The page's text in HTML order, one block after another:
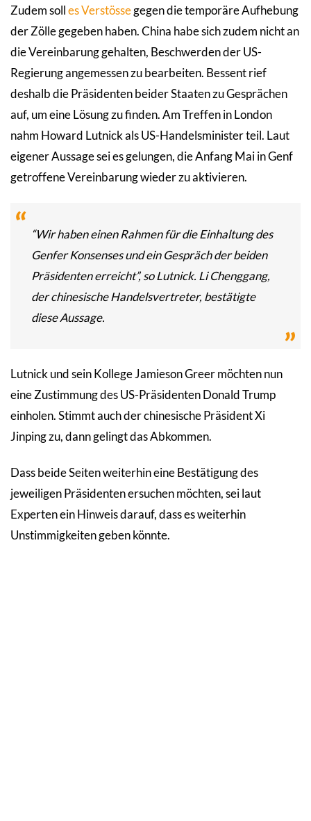
Zudem solles Verstössegegen die temporäre Aufhebung
der Zölle gegeben haben. China habe sich zudem nicht an
die Vereinbarung gehalten, Beschwerden der US-
Regierung angemessen zu bearbeiten. Bessent rief
deshalb die Präsidenten beider Staaten zu Gesprächen
auf, um eine Lösung zu finden. Am Treffen in London
nahm Howard Lutnick als US-Handelsminister teil. Laut
eigener Aussage sei es gelungen, die Anfang Mai in Genf
getroffene Vereinbarung wieder zu aktivieren.
“Wir haben einen Rahmen für die Einhaltung des
Genfer Konsenses und ein Gespräch der beiden
Präsidenten erreicht”, so Lutnick. Li Chenggang,
der chinesische Handelsvertreter, bestätigte
diese Aussage.
Lutnick und sein Kollege Jamieson Greer möchten nun
eine Zustimmung des US-Präsidenten Donald Trump
einholen. Stimmt auch der chinesische Präsident Xi
Jinping zu, dann gelingt das Abkommen.
Dass beide Seiten weiterhin eine Bestätigung des
jeweiligen Präsidenten ersuchen möchten, sei laut
Experten ein Hinweis darauf, dass es weiterhin
Unstimmigkeiten geben könnte.